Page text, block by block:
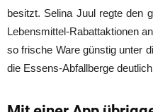
besitzt. Selina Juul regte den
Lebensmittel-Rabattaktionen
so frische Ware günstig unter
die Essens-Abfallberge